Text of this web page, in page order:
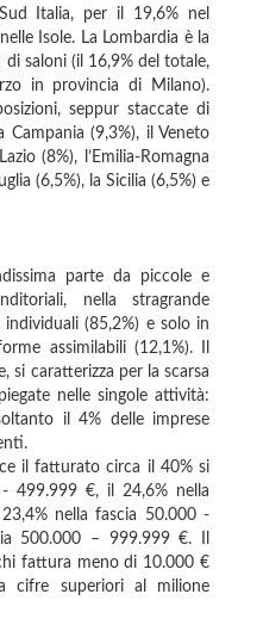
Italia, per il 19,6% nel
Isole. La Lombardia è la
saloni (il 16,9% del totale,
in provincia di Milano).
seppur staccate di
(9,3%), il Veneto
(8%), l’Emilia-Romagna
(6,5%), la Sicilia (6,5%) e
parte da piccole e
nella stragrande
individuali (85,2%) e solo in
assimilabili (12,1%). Il
si caratterizza per la scarsa
nelle singole attività:
il 4% delle imprese
il fatturato circa il 40% si
499.999 €, il 24,6% nella
nella fascia 50.000 -
500.000 – 999.999 €. Il
fattura meno di 10.000 €
cifre superiori al milione